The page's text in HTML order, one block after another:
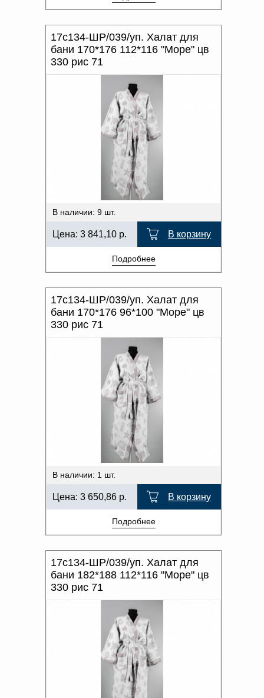
17с134-ШР/039/уп. Халат для
бани 170*176 112*116 "Море" цв
330 рис 71
В наличии: 9 шт.
Цена: 3 841,10 р. В корзину
Подробнее
17с134-ШР/039/уп. Халат для
бани 170*176 96*100 "Море" цв
330 рис 71
В наличии: 1 шт.
Цена: 3 650,86 р. В корзину
Подробнее
17с134-ШР/039/уп. Халат для
бани 182*188 112*116 "Море" цв
330 рис 71